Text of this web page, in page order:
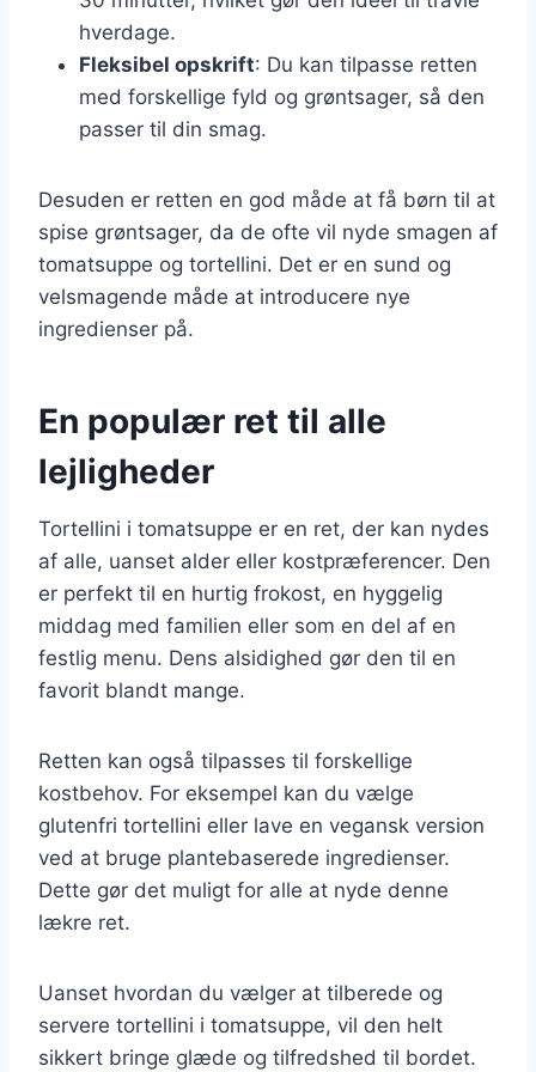
hverdage.
Fleksibel opskrift: Du kan tilpasse retten
med forskellige fyld og grøntsager, så den
passer til din smag.
Desuden er retten en god måde at få børn til at
spise grøntsager, da de ofte vil nyde smagen af
tomatsuppe og tortellini. Det er en sund og
velsmagende måde at introducere nye
ingredienser på.
En populær ret til alle
lejligheder
Tortellini i tomatsuppe er en ret, der kan nydes
af alle, uanset alder eller kostpræferencer. Den
er perfekt til en hurtig frokost, en hyggelig
middag med familien eller som en del af en
festlig menu. Dens alsidighed gør den til en
favorit blandt mange.
Retten kan også tilpasses til forskellige
kostbehov. For eksempel kan du vælge
glutenfri tortellini eller lave en vegansk version
ved at bruge plantebaserede ingredienser.
Dette gør det muligt for alle at nyde denne
lækre ret.
Uanset hvordan du vælger at tilberede og
servere tortellini i tomatsuppe, vil den helt
sikkert bringe glæde og tilfredshed til bordet.